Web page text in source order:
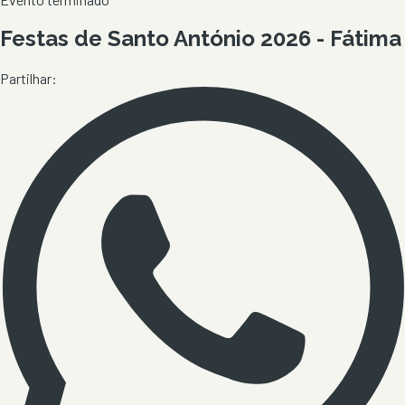
Festas de Santo António 2026 - Fátima
Partilhar: